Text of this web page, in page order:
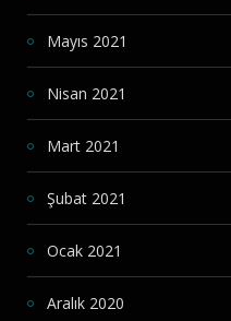
Mayıs 2021
Nisan 2021
Mart 2021
Şubat 2021
Ocak 2021
Aralık 2020